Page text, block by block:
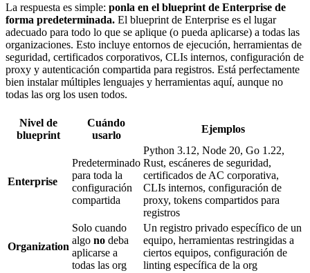
La respuesta es simple: ponla en el blueprint de Enterprise de
forma predeterminada. El blueprint de Enterprise es el lugar
adecuado para todo lo que se aplique (o pueda aplicarse) a todas las
organizaciones. Esto incluye entornos de ejecución, herramientas de
seguridad, certificados corporativos, CLIs internos, configuración de
proxy y autenticación compartida para registros. Está perfectamente
bien instalar múltiples lenguajes y herramientas aquí, aunque no
todas las org los usen todos.
Nivel de
blueprint
Cuándo
usarlo
Ejemplos
Enterprise
Predeterminado
para toda la
configuración
compartida
Python 3.12, Node 20, Go 1.22,
Rust, escáneres de seguridad,
certificados de AC corporativa,
CLIs internos, configuración de
proxy, tokens compartidos para
registros
Organization
Solo cuando
algo no deba
aplicarse a
todas las org
Un registro privado específico de un
equipo, herramientas restringidas a
ciertos equipos, configuración de
linting específica de la org